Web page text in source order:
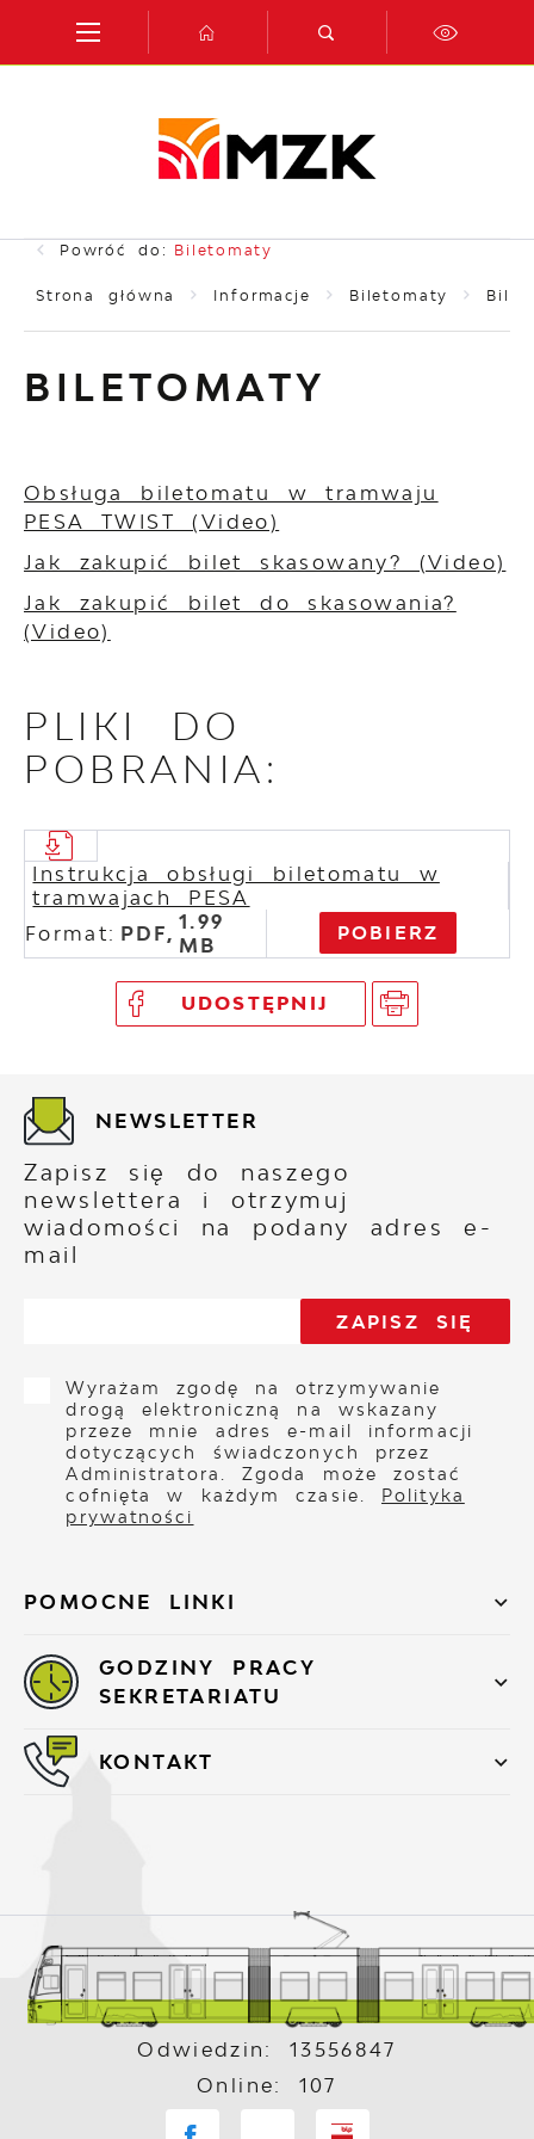
Przejdź do menu.
Przejdź do wyszukiwarki.
Przejdź do treści.
Przejdź do ustawień wielkości czcionki.
Włącz wersję kontrastową strony.
Powróć do: Biletomaty
Strona główna Informacje Biletomaty
BILETOMATY
Obsługa biletomatu w tramwaju
PESA TWIST (Video)
Jak zakupić bilet skasowany? (Video)
Jak zakupić bilet do skasowania?
(Video)
PLIKI DO
POBRANIA:
Instrukcja obsługi biletomatu w
tramwajach PESA
Format: PDF, 1.99
MB
POBIERZ
UDOSTĘPNIJ
POMOCNE LINKI
NEWSLETTER
Zapisz się do naszego
newslettera i otrzymuj
wiadomości na podany adres e-
mail
Wyrażam zgodę na otrzymywanie
drogą elektroniczną na wskazany
przeze mnie adres e-mail informacji
dotyczących świadczonych przez
Administratora. Zgoda może zostać
cofnięta w każdym czasie. Polityka
prywatności
GODZINY PRACY
SEKRETARIATU
KONTAKT
Odwiedzin: 13556847
Online: 107